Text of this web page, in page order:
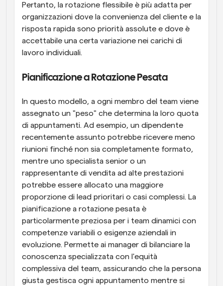
Pertanto, la rotazione flessibile è più adatta per
organizzazioni dove la convenienza del cliente e la
risposta rapida sono priorità assolute e dove è
accettabile una certa variazione nei carichi di
lavoro individuali.
Pianificazione a Rotazione Pesata
In questo modello, a ogni membro del team viene
assegnato un "peso" che determina la loro quota
di appuntamenti. Ad esempio, un dipendente
recentemente assunto potrebbe ricevere meno
riunioni finché non sia completamente formato,
mentre uno specialista senior o un
rappresentante di vendita ad alte prestazioni
potrebbe essere allocato una maggiore
proporzione di lead prioritari o casi complessi. La
pianificazione a rotazione pesata è
particolarmente preziosa per i team dinamici con
competenze variabili o esigenze aziendali in
evoluzione. Permette ai manager di bilanciare la
conoscenza specializzata con l'equità
complessiva del team, assicurando che la persona
giusta gestisca ogni appuntamento mentre si